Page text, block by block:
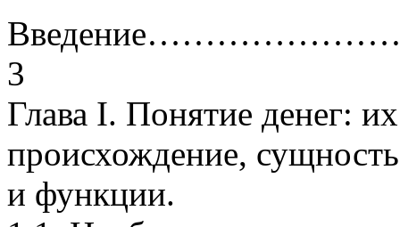
3
Глава I. Понятие денег:
происхождение, сущность
и функции.